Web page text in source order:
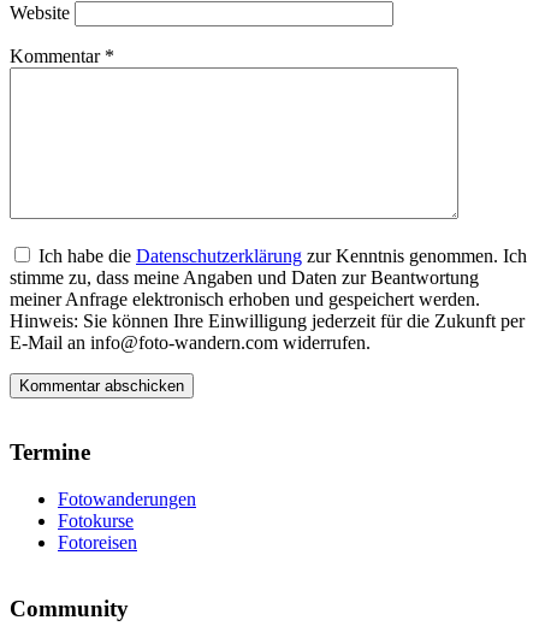
Website
Kommentar *
Ich habe die Datenschutzerklärung zur Kenntnis genommen. Ich
stimme zu, dass meine Angaben und Daten zur Beantwortung
meiner Anfrage elektronisch erhoben und gespeichert werden.
Hinweis: Sie können Ihre Einwilligung jederzeit für die Zukunft per
E-Mail an info@foto-wandern.com widerrufen.
Termine
Fotowanderungen
Fotokurse
Fotoreisen
Community